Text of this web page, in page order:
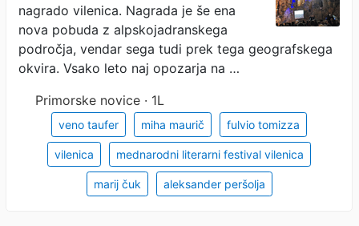
nagrado vilenica. Nagrada je še ena
nova pobuda z alpskojadranskega
področja, vendar sega tudi prek tega geografskega
okvira. Vsako leto naj opozarja na …
Primorske novice · 1L
veno taufer miha maurič fulvio tomizza
vilenica mednarodni literarni festival vilenica
marij čuk aleksander peršolja